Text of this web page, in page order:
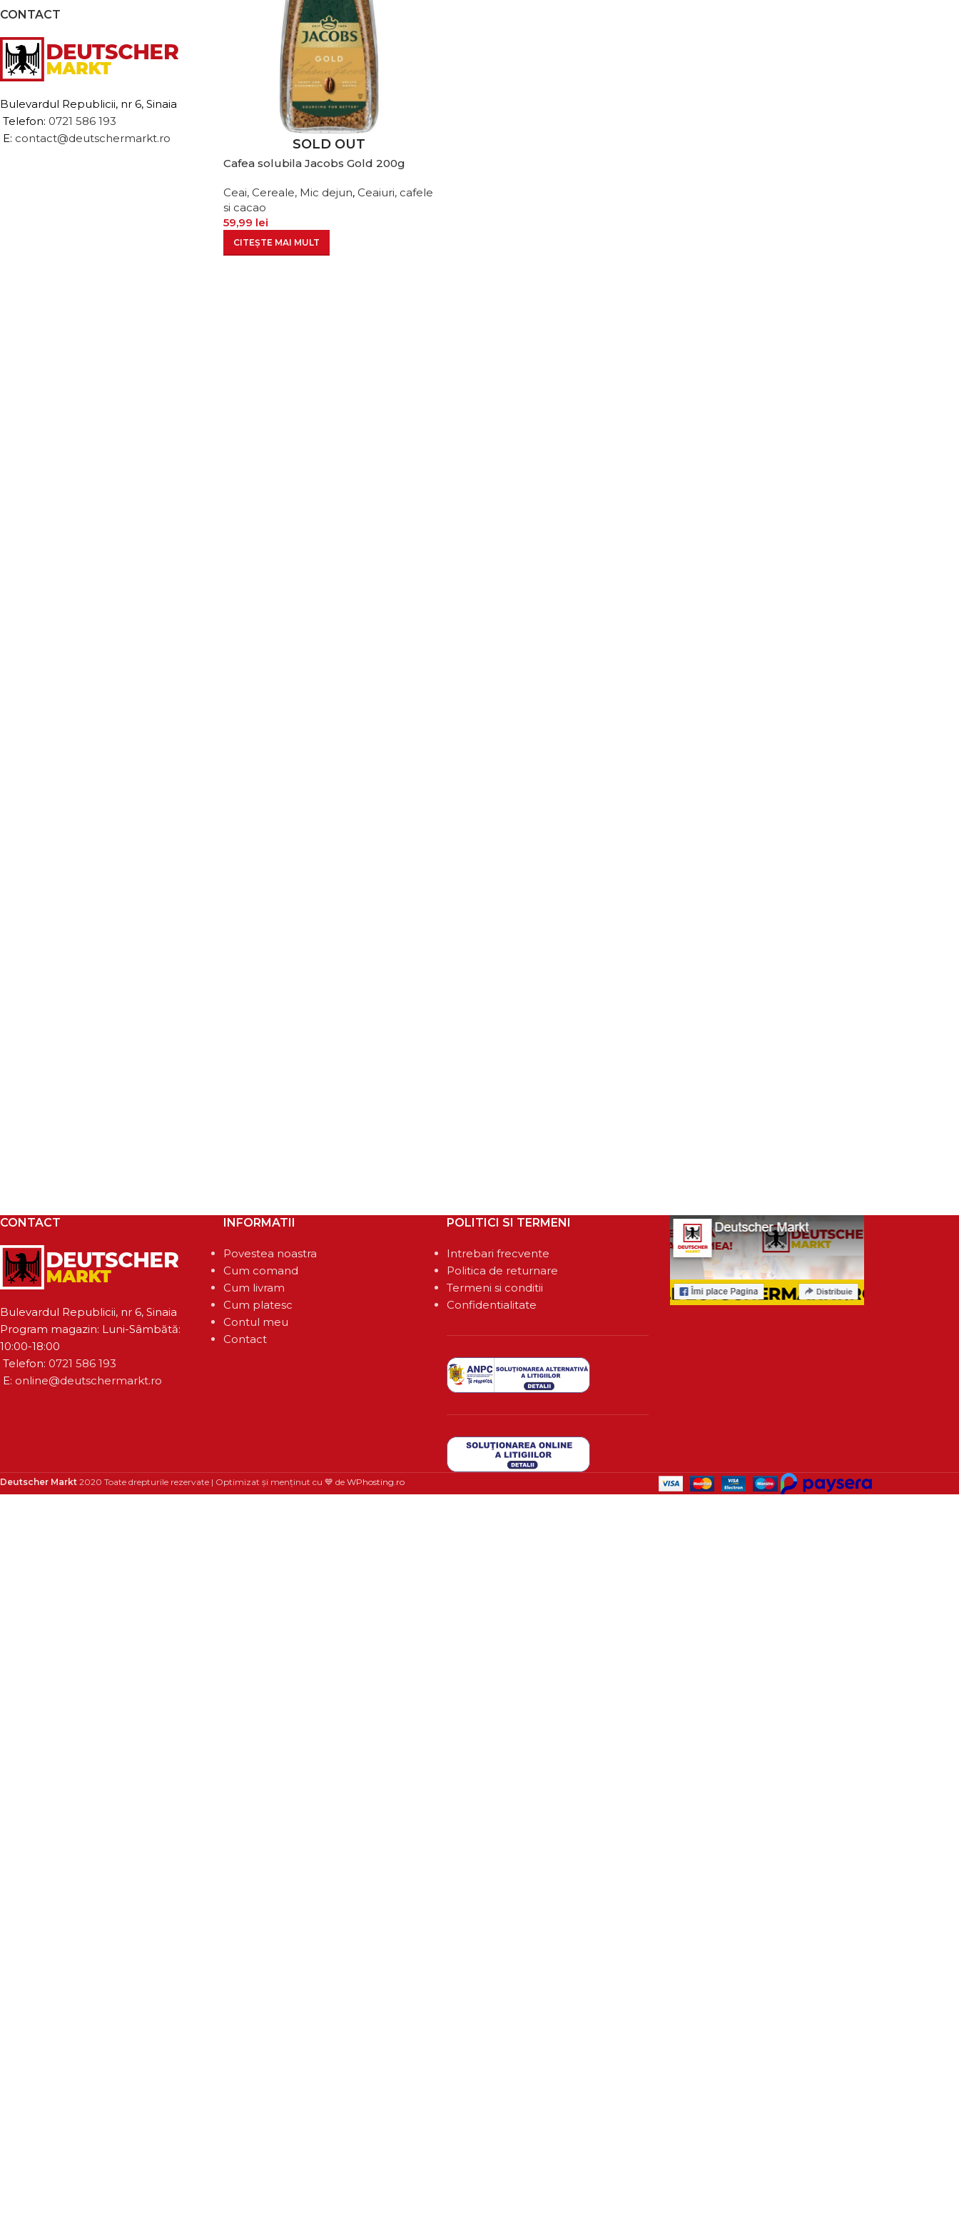
CONTACT
Bulevardul Republicii, nr 6, Sinaia
Telefon: 0721 586 193
E: contact@deutschermarkt.ro SOLD OUT
Cafea solubila Jacobs Gold 200g
Ceai, Cereale, Mic dejun, Ceaiuri, cafele
si cacao
59,99 lei
CITEȘTE MAI MULT
CONTACT
Bulevardul Republicii, nr 6, Sinaia
Program magazin: Luni-Sâmbătă:
10:00-18:00
Telefon: 0721 586 193
E: online@deutschermarkt.ro
INFORMATII
Povestea noastra
Cum comand
Cum livram
Cum platesc
Contul meu
Contact
POLITICI SI TERMENI
Intrebari frecvente
Politica de returnare
Termeni si conditii
Confidentialitate
Deutscher Markt 2020 Toate drepturile rezervate | Optimizat și menținut cu 💙 de WPhosting.ro